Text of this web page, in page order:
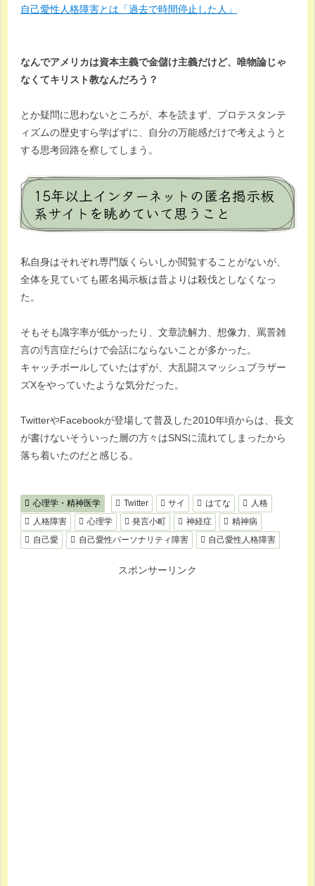
自己愛性人格障害とは「過去で時間停止した人」
なんでアメリカは資本主義で金儲け主義だけど、唯物論じゃ
なくてキリスト教なんだろう？
とか疑問に思わないところが、本を読まず、プロテスタンテ
ィズムの歴史すら学ばずに、自分の万能感だけで考えようと
する思考回路を察してしまう。
15年以上インターネットの匿名掲示板
系サイトを眺めていて思うこと
私自身はそれぞれ専門版くらいしか閲覧することがないが、
全体を見ていても匿名掲示板は昔よりは殺伐としなくなっ
た。
そもそも識字率が低かったり、文章読解力、想像力、罵詈雑
言の汚言症だらけで会話にならないことが多かった。
キャッチボールしていたはずが、大乱闘スマッシュブラザー
ズXをやっていたような気分だった。
TwitterやFacebookが登場して普及した2010年頃からは、長文
が書けないそういった層の方々はSNSに流れてしまったから
落ち着いたのだと感じる。
心理学・精神医学 Twitter サイ はてな
人格
人格障害
心理学 発言小町 神経症
精神病
自己愛
自己愛性パーソナリティ障害 自己愛性人格障害
スポンサーリンク